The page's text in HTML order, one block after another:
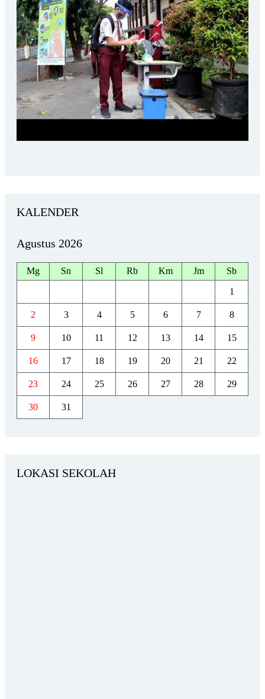
KALENDER
Agustus 2026
Mg Sn Sl Rb Km Jm Sb
1
2 3 4 5 6 7 8
9 10 11 12 13 14 15
16 17 18 19 20 21 22
23 24 25 26 27 28 29
30 31
LOKASI SEKOLAH